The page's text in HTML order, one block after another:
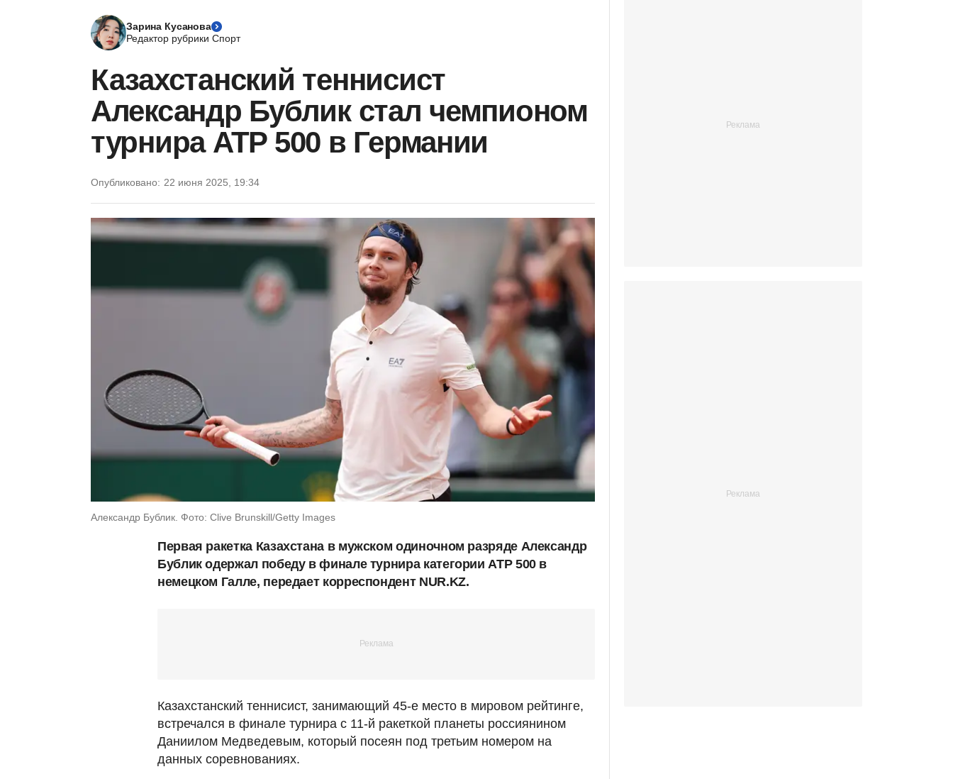
Зарина Кусанова
Редактор рубрики Спорт
Казахстанский теннисист
Александр Бублик стал чемпионом
турнира ATP 500 в Германии
Опубликовано: 22 июня 2025, 19:34
Александр Бублик. Фото: Clive Brunskill/Getty Images
Первая ракетка Казахстана в мужском одиночном разряде Александр
Бублик одержал победу в финале турнира категории ATP 500 в
немецком Галле, передает корреспондент NUR.KZ.
Казахстанский теннисист, занимающий 45-е место в мировом рейтинге,
встречался в финале турнира с 11-й ракеткой планеты россиянином
Даниилом Медведевым, который посеян под третьим номером на
данных соревнованиях.